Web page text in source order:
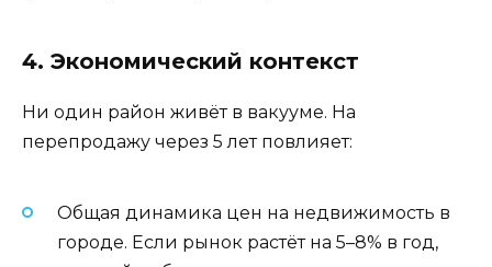
4. Экономический контекст
Ни один район живёт в вакууме. На
перепродажу через 5 лет повлияет:
Общая динамика цен на недвижимость в
городе. Если рынок растёт на 5–8% в год,